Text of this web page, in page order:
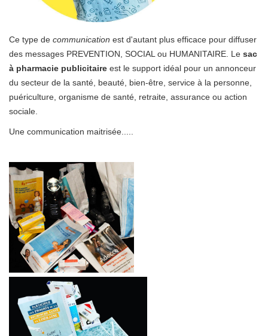
Ce type de communication est d'autant plus efficace pour diffuser
des messages PREVENTION, SOCIAL ou HUMANITAIRE. Le sac
à pharmacie publicitaire est le support idéal pour un annonceur
du secteur de la santé, beauté, bien-être, service à la personne,
puériculture, organisme de santé, retraite, assurance ou action
sociale.
Une communication maitrisée.....